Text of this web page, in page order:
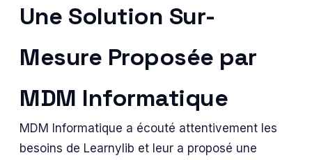
Une Solution Sur-
Mesure Proposée par
MDM Informatique
MDM Informatique a écouté attentivement les
besoins de Learnylib et leur a proposé une